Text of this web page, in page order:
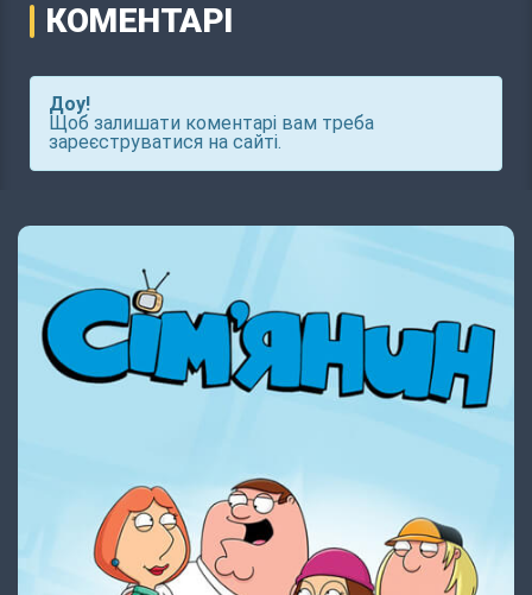
КОМЕНТАРІ
Доу!
Щоб залишати коментарі вам треба
зареєструватися на сайті.